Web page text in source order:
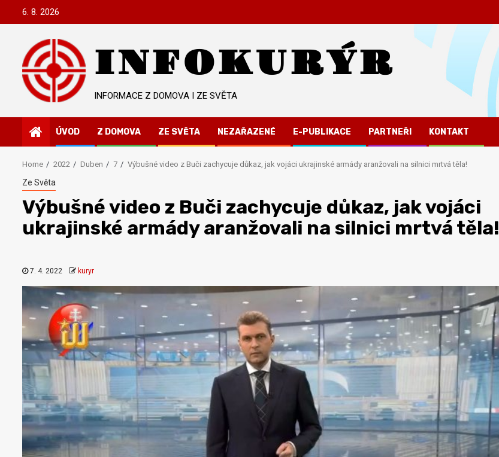
6. 8. 2026
INFOKURÝR
INFORMACE Z DOMOVA I ZE SVĚTA
ÚVOD Z DOMOVA ZE SVĚTA NEZAŘAZENÉ E-PUBLIKACE PARTNEŘI KONTAKT
Home 2022 Duben 7 Výbušné video z Buči zachycuje důkaz, jak vojáci ukrajinské armády aranžovali na silnici mrtvá těla!
Ze Světa
Výbušné video z Buči zachycuje důkaz, jak vojáci
ukrajinské armády aranžovali na silnici mrtvá těla!
7. 4. 2022 kuryr